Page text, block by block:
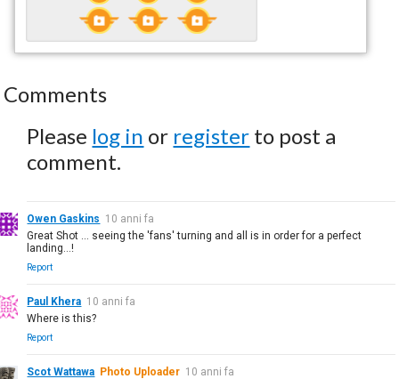
Comments
Please log in or register to post a
comment.
Owen Gaskins 10 anni fa
Great Shot ... seeing the 'fans' turning and all is in order for a perfect
landing...!
Report
Paul Khera 10 anni fa
Where is this?
Report
Scot Wattawa Photo Uploader 10 anni fa